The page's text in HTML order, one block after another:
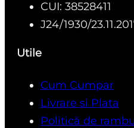
CUI: 38528411
J24/1930/
Utile
Cum Cumpar
Livrare si Plata
Politică de